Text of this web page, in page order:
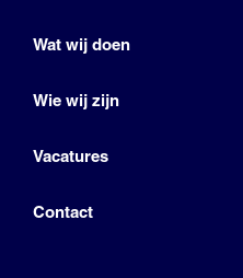
Wat wij doen
Wie wij zijn
Vacatures
Contact